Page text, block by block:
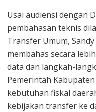
Usai audiensi dengan
pembahasan teknis
Transfer Umum,
membahas secara
data dan langkah-
Pemerintah
kebutuhan fiskal
kebijakan transfer ke